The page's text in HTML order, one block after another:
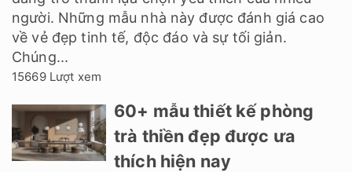
người. Những mẫu nhà này được đánh giá cao
về vẻ đẹp tinh tế, độc đáo và sự tối giản.
Chúng...
15669 Lượt xem
60+ mẫu thiết kế phòng
trà thiền đẹp được ưa
thích hiện nay